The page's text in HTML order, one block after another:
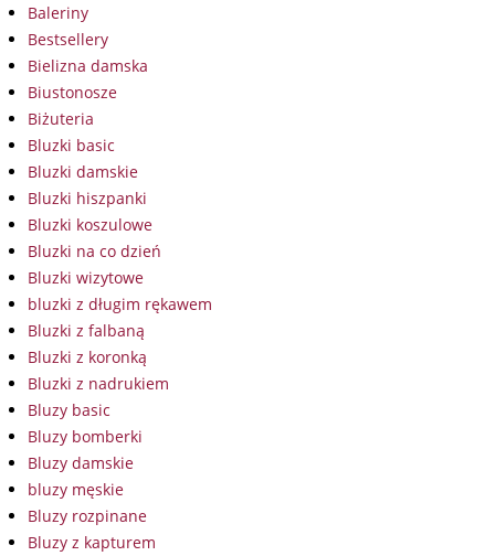
Baleriny
Bestsellery
Bielizna damska
Biustonosze
Biżuteria
Bluzki basic
Bluzki damskie
Bluzki hiszpanki
Bluzki koszulowe
Bluzki na co dzień
Bluzki wizytowe
bluzki z długim rękawem
Bluzki z falbaną
Bluzki z koronką
Bluzki z nadrukiem
Bluzy basic
Bluzy bomberki
Bluzy damskie
bluzy męskie
Bluzy rozpinane
Bluzy z kapturem